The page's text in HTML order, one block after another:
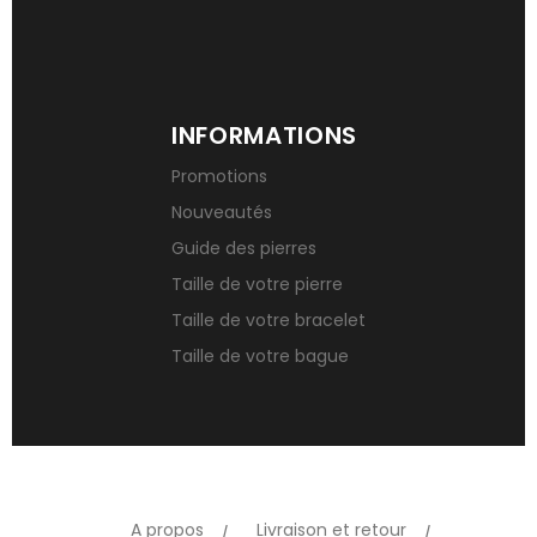
INFORMATIONS
Promotions
Nouveautés
Guide des pierres
Taille de votre pierre
Taille de votre bracelet
Taille de votre bague
A propos Livraison et retour